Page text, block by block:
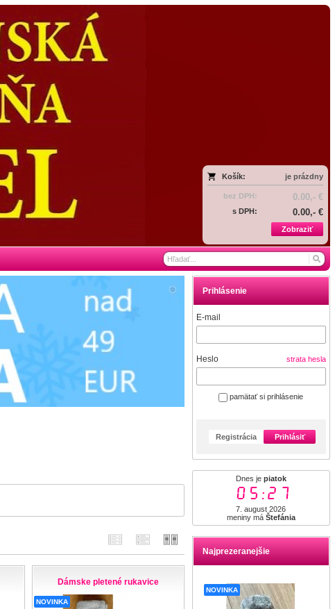
Košík: je prázdny
bez DPH: 0.00,- €
s DPH: 0.00,- €
Zobraziť
Prihlásenie
E-mail
Heslo strata hesla
pamätať si prihlásenie
Registrácia Prihlásiť
Dnes je piatok
05:28
7. august 2026
meniny má Štefánia
Najprezeranejšie
NOVINKA
Dámske pletené rukavice
NOVINKA